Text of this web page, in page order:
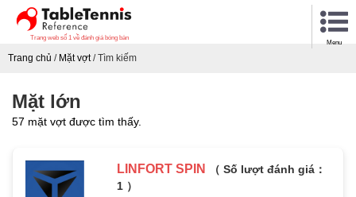
Trang web số 1 về đánh giá bóng bàn
Menu
Trang chủ / Mặt vợt/Tìm kiếm
Mặt lớn
57 mặt vợt được tìm thấy.
LINFORT SPIN
（ Số lượt đánh giá：
1 ）